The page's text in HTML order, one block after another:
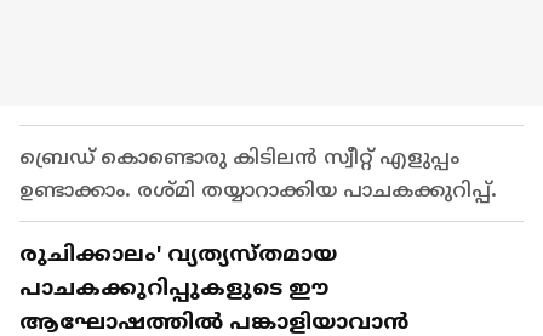
ബ്രെഡ് കൊണ്ടൊരു കിടിലൻ സ്വീറ്റ് എളുപ്പം
ഉണ്ടാക്കാം. രശ്മി തയ്യാറാക്കിയ പാചകക്കുറിപ്പ്.
രുചിക്കാലം' വ്യത്യസ്തമായ
പാചകക്കുറിപ്പുകളുടെ ഈ
ആഘോഷത്തിൽ പങ്കാളിയാവാൻ